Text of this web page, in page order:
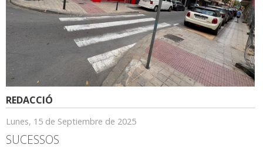
REDACCIÓ
Lunes, 15 de Septiembre de 2025
SUCESSOS